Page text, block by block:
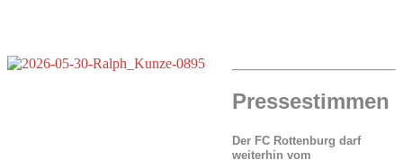
Pressestimmen
Der FC Rottenburg darf
weiterhin vom